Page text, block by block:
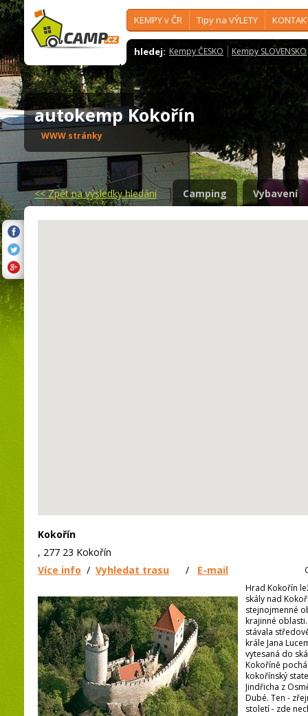
KEMPY v ČR Tipy na VÝLETY
hledej: Kempy ČESKO Kempy SLOVENSKO
autokemp Kokořín
WWW stránky
<<Zpět na výsledky hledání Camping Vybavení
Kokořín
, 277 23 Kokořín
Více info / Vyhledat trasu / E-mail
Hrad Kokořín
skály nad
stejnojmenné
krajinné
stávala
krále Jana
vytesaná do
Kokoříně
kokořínský
Jindřicha z
Dubé. Ten -
století - zde